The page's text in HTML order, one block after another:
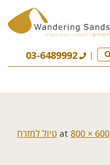
03-6489992
800 × 600
טיול למזרח